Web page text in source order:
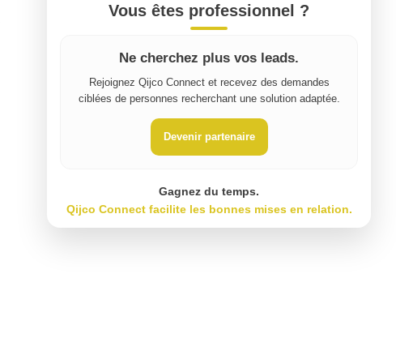
Vous êtes professionnel ?
Ne cherchez plus vos leads.
Rejoignez Qijco Connect et recevez des demandes
ciblées de personnes recherchant une solution adaptée.
Devenir partenaire
Gagnez du temps.
Qijco Connect facilite les bonnes mises en relation.